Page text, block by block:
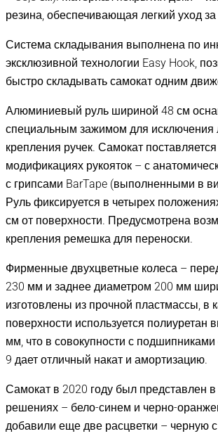
резина, обеспечивающая легкий уход
Система складывания выполнена по
эксклюзивной технологии Easy Hook,
быстро складывать самокат одним
Алюминиевый руль шириной 48 см
специальным зажимом для исключения
крепления ручек. Самокат
модификациях рукояток – с
с грипсами BarTape (выполненными в
Руль фиксируется в четырех
см от поверхности. Предусмотрена
крепления ремешка для переноски.
Фирменные двухцветные колеса –
230 мм и заднее диаметром 200 мм
изготовлены из прочной пластмассы, в
поверхности используется полиуретан
мм, что в совокупности с подшипниками
9 дает отличный накат и амортизацию.
Самокат в 2020 году был представлен
решениях – бело-синем и черно-
добавили еще две расцветки – черную